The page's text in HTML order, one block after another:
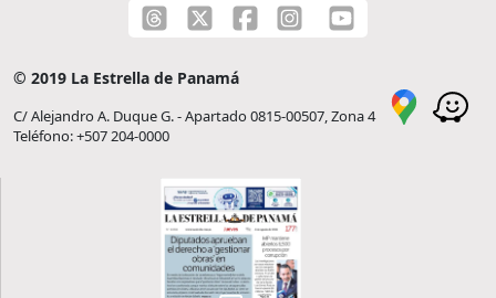
© 2019 La Estrella de Panamá
C/ Alejandro A. Duque G. - Apartado 0815-00507, Zona 4
Teléfono: +507 204-0000